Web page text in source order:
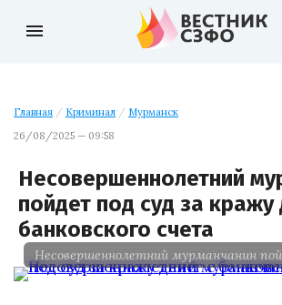
menu
Главная / Криминал / Мурманск
26/08/2025 — 09:58
Несовершеннолетний
пойдет под суд за кражу
банковского счета
Несовершеннолетний мурманчанин